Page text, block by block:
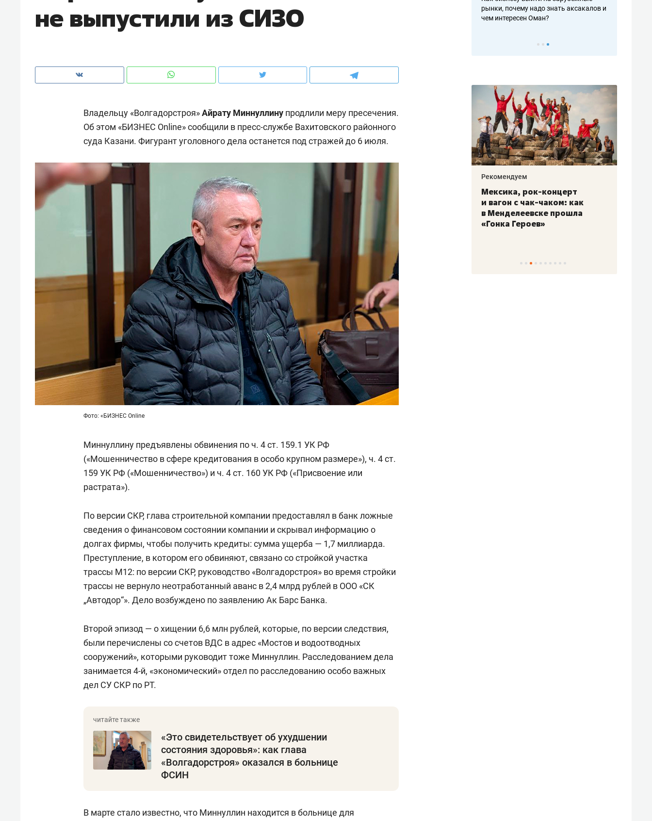
не выпустили из СИЗО
Владельцу «Волгадорстроя»Айрату Миннуллину продлили меру пресечения.
Об этом «БИЗНЕС Online» сообщили в пресс-службе Вахитовского районного
суда Казани. Фигурант уголовного дела останется под стражей до 6 июля.
Фото: «БИЗНЕС Online
Миннуллину предъявлены обвинения по ч. 4 ст. 159.1 УК РФ
(«Мошенничество в сфере кредитования в особо крупном размере»), ч. 4 ст.
159 УК РФ («Мошенничество») и ч. 4 ст. 160 УК РФ («Присвоение или
растрата»).
По версии СКР, глава строительной компании предоставлял в банк ложные
сведения о финансовом состоянии компании и скрывал информацию о
долгах фирмы, чтобы получить кредиты: сумма ущерба — 1,7 миллиарда.
Преступление, в котором его обвиняют, связано со стройкой участка
трассы М12: по версии СКР, руководство «Волгадорстроя» во время стройки
трассы не вернуло неотработанный аванс в 2,4 млрд рублей в ООО «СК
„Автодор“». Дело возбуждено по заявлению Ак Барс Банка.
Второй эпизод — о хищении 6,6 млн рублей, которые, по версии следствия,
были перечислены со счетов ВДС в адрес «Мостов и водоотводных
сооружений», которыми руководит тоже Миннуллин. Расследованием дела
занимается 4-й, «экономический» отдел по расследованию особо важных
дел СУ СКР по РТ.
«Это свидетельствует об ухудшении
состояния здоровья»: как глава
«Волгадорстроя» оказался в больнице
ФСИН
В марте стало известно, что Миннуллин находится в больнице для
чем интересен Оман?
о трехкратном росте цен, дотошных
клиентах и чудных запросах мастеров
рынки, почему надо знать аксакалов и
чем интересен Оман?
Рекомендуем
Как ГК «МИР ГРУПП» и ВТБ
создают оазис жилого
Рекомендуем
150 камер до квартиры и Face
ID вместо ключа: какой будет
безопасность в ЖК «Нова»
Опыт выживания в дикой
природе, работа
с ментальным и физическим
состоянием как основа
Рекомендуем
Мексика, рок-концерт
и вагон с чак-чаком: как
в Менделеевске прошла
«Гонка Героев»